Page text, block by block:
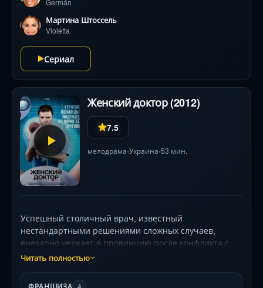
Germán
Мартина Штоссель
Violetta
Сериал
Женский доктор (2012)
7.5
мелодрама•Украина•53 мин.
Успешный столичный врач, известный
нестандартными решениями сложных случаев,
внезапно уезжает в провинцию после конфликта с
влиятельным отцом-профессором. В
оборудование, скептицизм коллег и пациентки, чьи
Читать полностью